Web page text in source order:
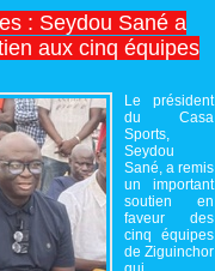
: Seydou Sané a
aux cinq équipes
Le président
du Casa
Sports,
Seydou
Sané, a remis
un important
soutien en
faveur des
cinq équipes
de Ziguinchor